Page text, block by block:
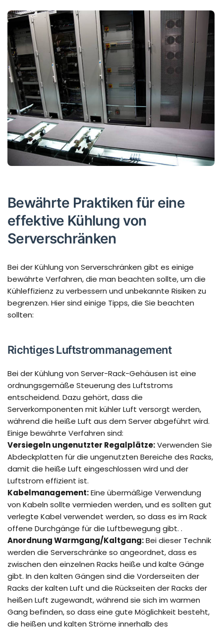
Bewährte Praktiken für eine
effektive Kühlung von
Serverschränken
Bei der Kühlung von Serverschränken gibt es einige
bewährte Verfahren, die man beachten sollte, um die
Kühleffizienz zu verbessern und unbekannte Risiken zu
begrenzen. Hier sind einige Tipps, die Sie beachten
sollten:
Richtiges Luftstrommanagement
Bei der Kühlung von Server-Rack-Gehäusen ist eine
ordnungsgemäße Steuerung des Luftstroms
entscheidend. Dazu gehört, dass die
Serverkomponenten mit kühler Luft versorgt werden,
während die heiße Luft aus dem Server abgeführt wird.
Einige bewährte Verfahren sind:
Versiegeln ungenutzter Regalplätze:Verwenden Sie
Abdeckplatten für die ungenutzten Bereiche des Racks,
damit die heiße Luft eingeschlossen wird und der
Luftstrom effizient ist.
Kabelmanagement:Eine übermäßige Verwendung
von Kabeln sollte vermieden werden, und es sollten gut
verlegte Kabel verwendet werden, so dass es im Rack
offene Durchgänge für die Luftbewegung gibt. .
Anordnung Warmgang/Kaltgang:Bei dieser Technik
werden die Serverschränke so angeordnet, dass es
zwischen den einzelnen Racks heiße und kalte Gänge
gibt. In den kalten Gängen sind die Vorderseiten der
Racks der kalten Luft und die Rückseiten der Racks der
heißen Luft zugewandt, während sie sich im warmen
Gang befinden, so dass eine gute Möglichkeit besteht,
die heißen und kalten Ströme innerhalb des